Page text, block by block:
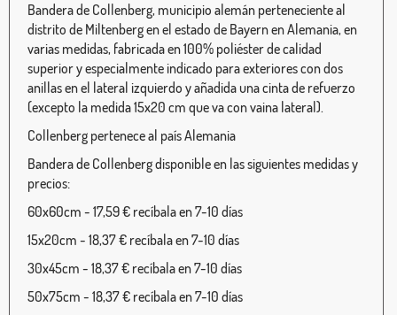
Bandera de Collenberg, municipio alemán perteneciente al
distrito de Miltenberg en el estado de Bayern en Alemania, en
varias medidas, fabricada en 100% poliéster de calidad
superior y especialmente indicado para exteriores con dos
anillas en el lateral izquierdo y añadida una cinta de refuerzo
(excepto la medida 15x20 cm que va con vaina lateral).
Collenberg pertenece al país Alemania
Bandera de Collenberg disponible en las siguientes medidas y
precios:
60x60cm - 17,59 € recíbala en 7-10 días
15x20cm - 18,37 € recíbala en 7-10 días
30x45cm - 18,37 € recíbala en 7-10 días
50x75cm - 18,37 € recíbala en 7-10 días